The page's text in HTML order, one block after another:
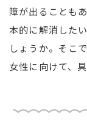
障が出ることも
本的に解消した
しょうか。そこ
女性に向けて、